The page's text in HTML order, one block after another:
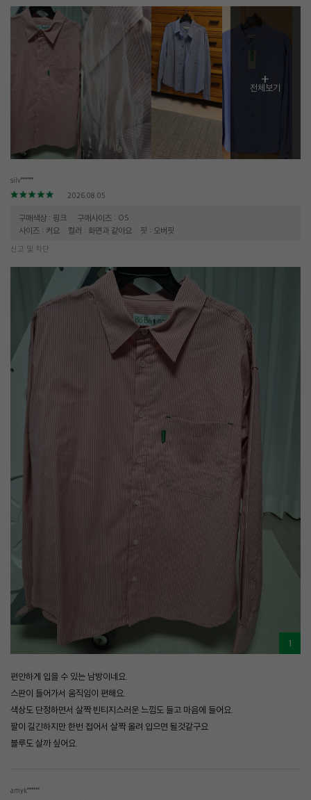
+
전체보기
silv******
2026.08.05
구매색상 : 핑크
구매사이즈 : OS
사이즈 : 커요
컬러 : 화면과 같아요 핏 : 오버핏
신고 및 차단
1
편안하게 입을 수 있는 남방이네요.
스판이 들어가서 움직임이 편해요.
색상도 단정하면서 살짝 빈티지스러운 느낌도 들고 마음에 들어요.
팔이 길긴하지만 한번 접어서 살짝 올려 입으면 될것같구요
블루도 살까 싶어요.
amyk******